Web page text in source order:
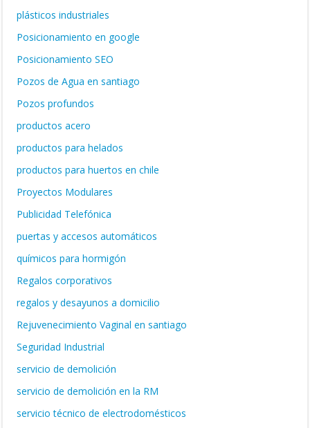
plásticos industriales
Posicionamiento en google
Posicionamiento SEO
Pozos de Agua en santiago
Pozos profundos
productos acero
productos para helados
productos para huertos en chile
Proyectos Modulares
Publicidad Telefónica
puertas y accesos automáticos
químicos para hormigón
Regalos corporativos
regalos y desayunos a domicilio
Rejuvenecimiento Vaginal en santiago
Seguridad Industrial
servicio de demolición
servicio de demolición en la RM
servicio técnico de electrodomésticos